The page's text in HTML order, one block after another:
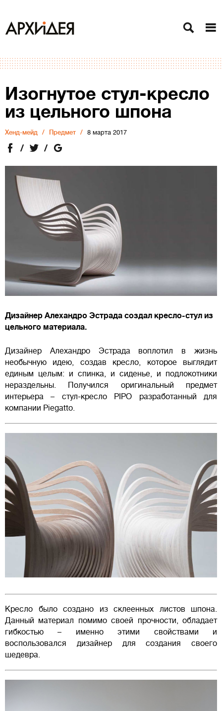
Изогнутое стул-кресло
из цельного шпона
Хенд-мейд Предмет 8 марта 2017
Дизайнер Алехандро Эстрада создал кресло-стул из
цельного материала.
Дизайнер Алехандро Эстрада воплотил в жизнь
необычную идею, создав кресло, которое выглядит
единым целым: и спинка, и сиденье, и подлокотники
нераздельны. Получился оригинальный предмет
интерьера – стул-кресло PIPO разработанный для
компании Piegatto.
Кресло было создано из склеенных листов шпона.
Данный материал помимо своей прочности, обладает
гибкостью – именно этими свойствами и
воспользовался дизайнер для создания своего
шедевра.